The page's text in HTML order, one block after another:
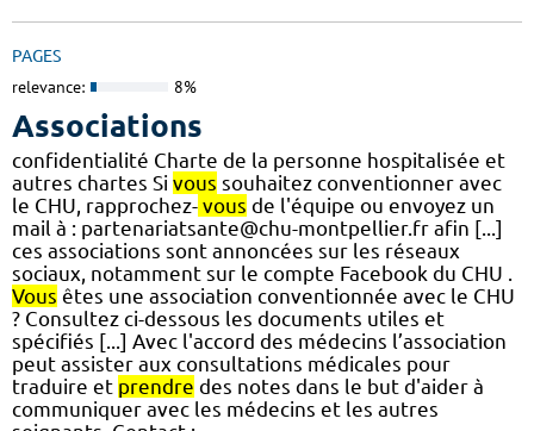
PAGES
relevance: 8%
Associations
confidentialité Charte de la personne hospitalisée et
autres chartes Si vous souhaitez conventionner avec
le CHU, rapprochez- vous de l'équipe ou envoyez un
mail à : partenariatsante@chu-montpellier.fr afin [...]
ces associations sont annoncées sur les réseaux
sociaux, notamment sur le compte Facebook du CHU .
Vous êtes une association conventionnée avec le CHU
? Consultez ci-dessous les documents utiles et
spécifiés [...] Avec l'accord des médecins l’association
peut assister aux consultations médicales pour
traduire et prendre des notes dans le but d'aider à
communiquer avec les médecins et les autres